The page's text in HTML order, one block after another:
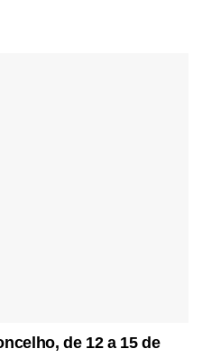
de 12 a 15 de